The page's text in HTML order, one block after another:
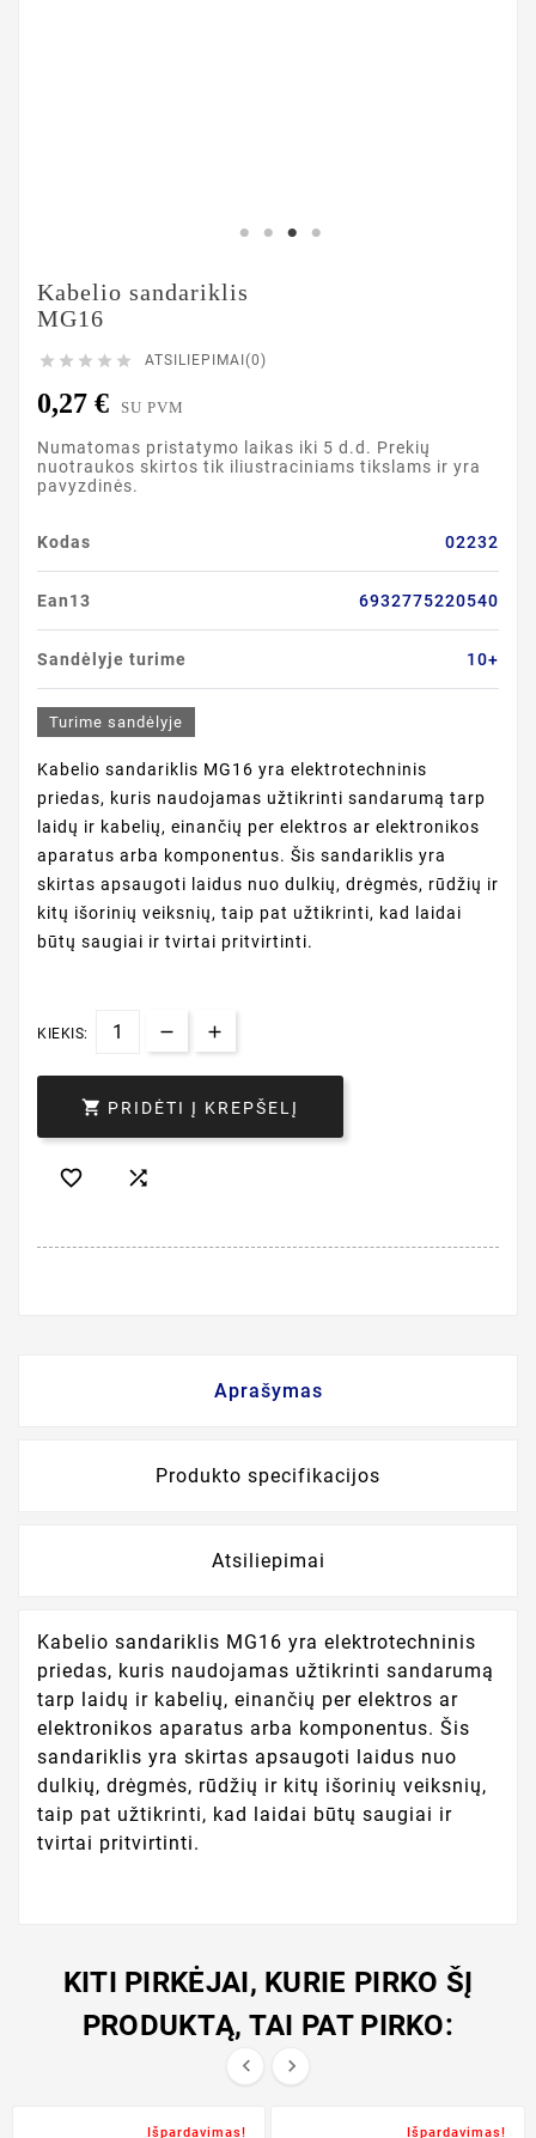
Kabelio sandariklis
MG16
     ATSILIEPIMAI(0)
0,27 € SU PVM
Numatomas pristatymo laikas iki 5 d.d. Prekių
nuotraukos skirtos tik iliustraciniams tikslams ir yra
pavyzdinės.
Kodas 02232
Ean13 6932775220540
Sandėlyje turime 10+
Turime sandėlyje
Kabelio sandariklis MG16 yra elektrotechninis
priedas, kuris naudojamas užtikrinti sandarumą tarp
laidų ir kabelių, einančių per elektros ar elektronikos
aparatus arba komponentus. Šis sandariklis yra
skirtas apsaugoti laidus nuo dulkių, drėgmės, rūdžių ir
kitų išorinių veiksnių, taip pat užtikrinti, kad laidai
būtų saugiai ir tvirtai pritvirtinti.
KIEKIS:
 PRIDĖTI Į KREPŠELĮ
 
Aprašymas
Produkto specifikacijos
Atsiliepimai
Kabelio sandariklis MG16 yra elektrotechninis
priedas, kuris naudojamas užtikrinti sandarumą
tarp laidų ir kabelių, einančių per elektros ar
elektronikos aparatus arba komponentus. Šis
sandariklis yra skirtas apsaugoti laidus nuo
dulkių, drėgmės, rūdžių ir kitų išorinių veiksnių,
taip pat užtikrinti, kad laidai būtų saugiai ir
tvirtai pritvirtinti.
KITI PIRKĖJAI, KURIE PIRKO ŠĮ
PRODUKTĄ, TAI PAT PIRKO:
 
Išpardavimas! Išpardavimas!